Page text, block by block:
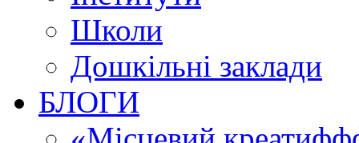
Школи
Дошкільні заклади
БЛОГИ